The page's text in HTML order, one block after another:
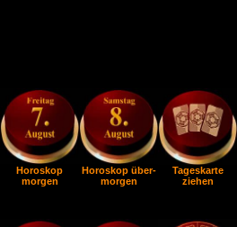
Horoskop
morgen
Horoskop über-
morgen
Tageskarte
ziehen